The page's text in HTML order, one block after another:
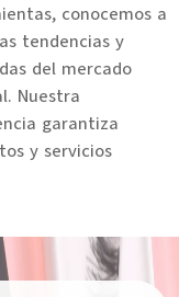
conocemos a
tendencias y
del mercado
Nuestra
garantiza
y servicios